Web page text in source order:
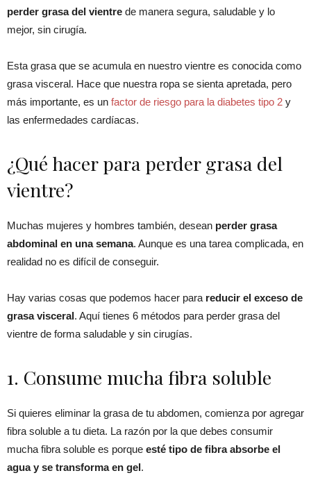
perder grasa del vientre de manera segura, saludable y lo
mejor, sin cirugía.
Esta grasa que se acumula en nuestro vientre es conocida como
grasa visceral. Hace que nuestra ropa se sienta apretada, pero
más importante, es un factor de riesgo para la diabetes tipo 2 y
las enfermedades cardíacas.
¿Qué hacer para perder grasa del
vientre?
Muchas mujeres y hombres también, desean perder grasa
abdominal en una semana. Aunque es una tarea complicada, en
realidad no es difícil de conseguir.
Hay varias cosas que podemos hacer para reducir el exceso de
grasa visceral. Aquí tienes 6 métodos para perder grasa del
vientre de forma saludable y sin cirugías.
1. Consume mucha fibra soluble
Si quieres eliminar la grasa de tu abdomen, comienza por agregar
fibra soluble a tu dieta. La razón por la que debes consumir
mucha fibra soluble es porque esté tipo de fibra absorbe el
agua y se transforma en gel.